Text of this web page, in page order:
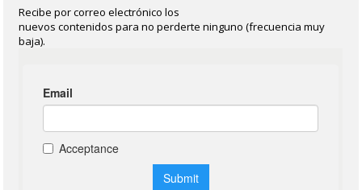
Recibe por correo electrónico los
nuevos contenidos para no perderte ninguno (frecuencia muy
baja).